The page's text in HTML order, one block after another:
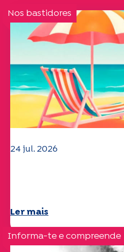
Nos bastidores
24 jul. 2026
Ler mais
Informa-te e compreende